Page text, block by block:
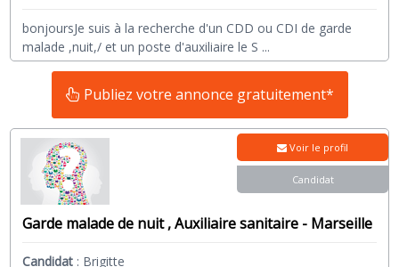
bonjoursJe suis à la recherche d'un CDD ou CDI de garde
malade ,nuit,/ et un poste d'auxiliaire le S ...
Publiez votre annonce gratuitement*
Garde malade de nuit , Auxiliaire sanitaire - Marseille
Candidat : Brigitte
Voir le profil
Candidat